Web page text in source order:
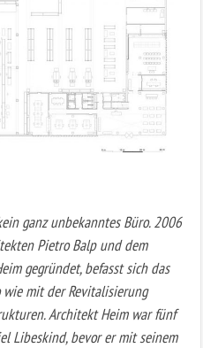
ganz unbekanntes Büro. 2006
Pietro Balp und dem
gegründet, befasst sich das
mit der Revitalisierung
Architekt Heim war fünf
Libeskind, bevor er mit seinem